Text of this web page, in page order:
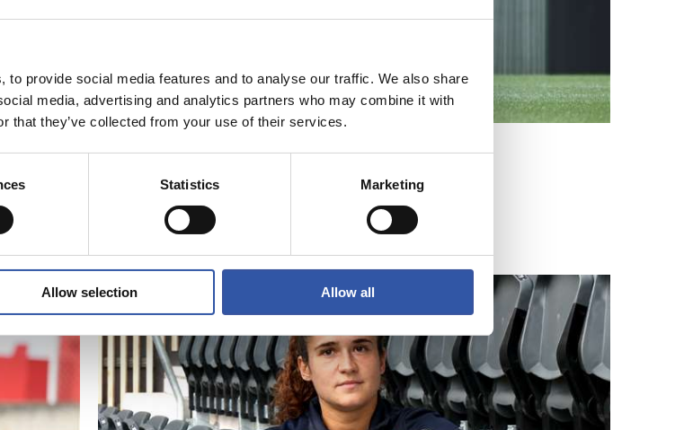
to provide social media features and to analyse our traffic. We also share
media, advertising and analytics partners who may combine it with
that they’ve collected from your use of their services.
Statistics Marketing
Allow selection Allow all
Ilusionadas por el nuevo reto